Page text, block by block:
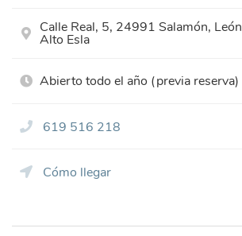
Calle Real, 5, 24991 Salamón, León
Alto Esla
Abierto todo el año (previa reserva)
619 516 218
Cómo llegar